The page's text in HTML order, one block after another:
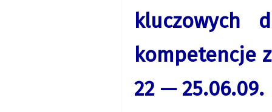
kluczowych
kompetencje
22 — 25.06.09.